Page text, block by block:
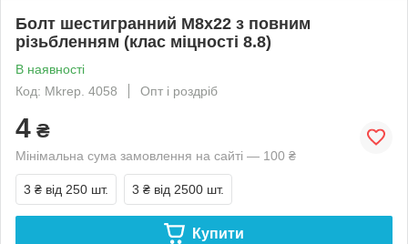
Болт шестигранний М8х22 з повним
різьбленням (клас міцності 8.8)
В наявності
Код: Mkrep. 4058
Опт і роздріб
4 ₴
Мінімальна сума замовлення на сайті — 100 ₴
3 ₴ від 250 шт. 3 ₴ від 2500 шт.
Купити